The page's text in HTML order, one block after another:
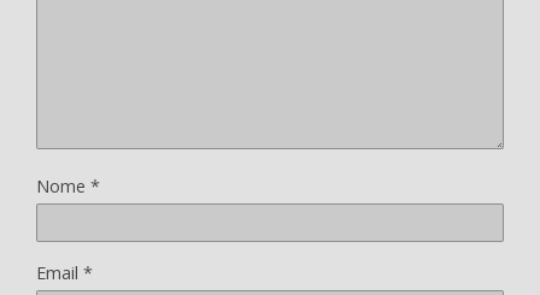
Nome *
Email *